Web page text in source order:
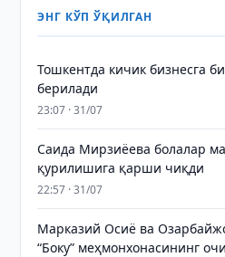
ЭНГ КЎП ЎҚИЛГАН
Тошкентда кичик бизнесга
берилади
23:07 · 31/07
Саида Мирзиёева болалар
қурилишига қарши чиқди
22:57 · 31/07
Марказий Осиё ва
“Боку” меҳмонхонасининг